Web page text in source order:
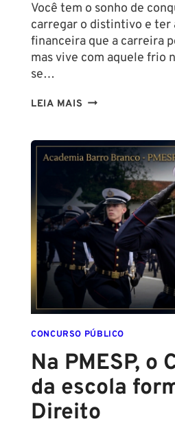
Você tem o sonho de
carregar o distintivo e ter
financeira que a carreira
mas vive com aquele frio
se…
LEIA MAIS TENHO
SER
POLICIAL?
DESCUBRA
AS
NOVAS
REGRAS!
ALTURA
MÍNIMA
PARA
CONCURSO
POLICIAL:
CONCURSO PÚBLICO
Na PMESP, o
da escola
Direito